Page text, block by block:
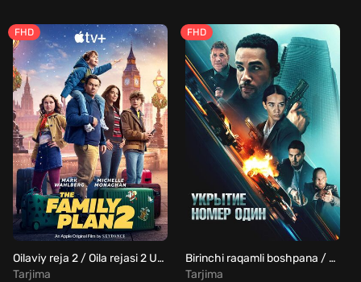
FHD
Oilaviy reja 2 / Oila rejasi 2 Uzbek Tilida
Tarjima
FHD
Birinchi raqamli boshpana / Xavfsiz uy / Qopqoq raqami Uzbek Tilida
Tarjima